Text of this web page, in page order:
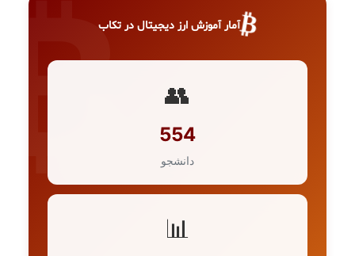
₿آمار آموزش ارز دیجیتال در تکاب
👥
554
دانشجو
📊